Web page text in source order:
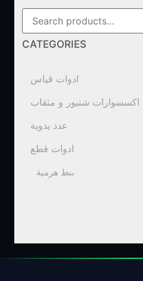
CATEGORIES
ادوات قياس
اكسسوارات شنيور و مثقاب
عدد يدوية
ادوات قطع
بنط هرمية